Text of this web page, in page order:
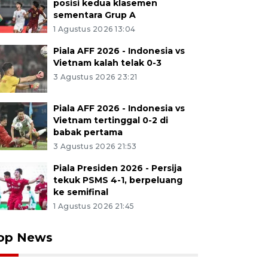
posisi kedua klasemen
sementara Grup A
1 Agustus 2026 13:04
Piala AFF 2026 - Indonesia vs
Vietnam kalah telak 0-3
3 Agustus 2026 23:21
Piala AFF 2026 - Indonesia vs
Vietnam tertinggal 0-2 di
babak pertama
3 Agustus 2026 21:53
Piala Presiden 2026 - Persija
tekuk PSMS 4-1, berpeluang
ke semifinal
1 Agustus 2026 21:45
News